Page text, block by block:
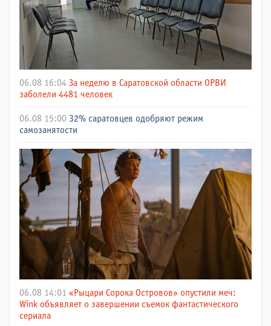
06.08 16:04 За неделю в Саратовской области ОРВИ
заболели 4481 человек
06.08 15:00 32% саратовцев одобряют режим
самозанятости
06.08 14:01 «Рыцари Сорока Островов» опустили меч:
Wink объявляет о завершении съемок фантастического
сериала